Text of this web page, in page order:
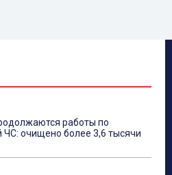
работы по
ЧС: очищено более 3,6 тысячи